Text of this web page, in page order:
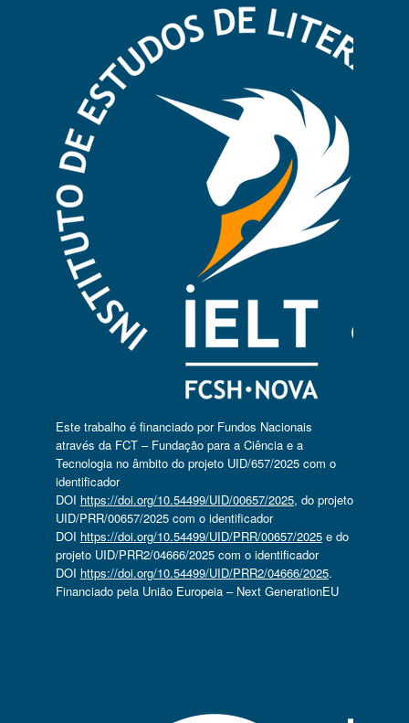
Este trabalho é financiado por Fundos Nacionais
através da FCT – Fundação para a Ciência e a
Tecnologia no âmbito do projeto UID/657/2025 com o
identificador
DOI https://doi.org/10.54499/UID/00657/2025, do projeto
UID/PRR/00657/2025 com o identificador
DOI https://doi.org/10.54499/UID/PRR/00657/2025e do
projeto UID/PRR2/04666/2025 com o identificador
DOI https://doi.org/10.54499/UID/PRR2/04666/2025.
Financiado pela União Europeia – Next GenerationEU